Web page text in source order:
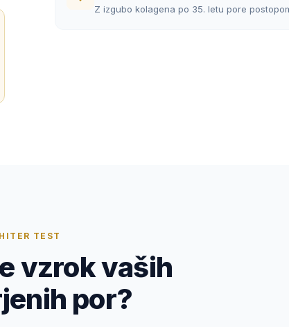
Z izgubo kolagena po 35. letu pore
HITER TEST
vzrok vaših
por?